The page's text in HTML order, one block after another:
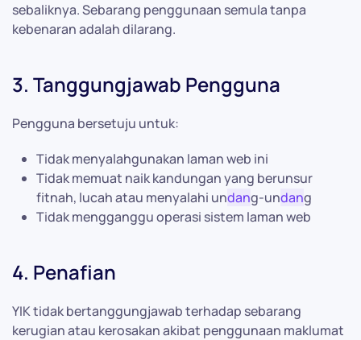
sebaliknya. Sebarang penggunaan semula tanpa
kebenaran adalah dilarang.
3. Tanggungjawab Pengguna
Pengguna bersetuju untuk:
Tidak menyalahgunakan laman web ini
Tidak memuat naik kandungan yang berunsur
fitnah, lucah atau menyalahi undang-undang
Tidak mengganggu operasi sistem laman web
4. Penafian
YIK tidak bertanggungjawab terhadap sebarang
kerugian atau kerosakan akibat penggunaan maklumat